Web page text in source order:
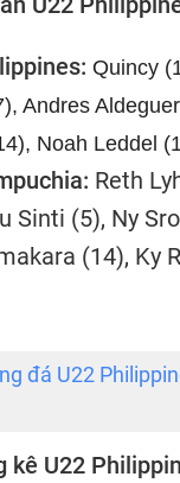
Quincy
Andres
Noah Leddel
Reth
Sinti (5), Ny
(14), Ky
đá U22
kê U22